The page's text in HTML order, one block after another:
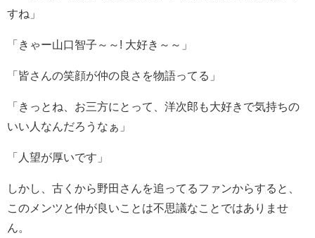
すね」
「きゃー山口智子～～! 大好き～～」
「皆さんの笑顔が仲の良さを物語ってる」
「きっとね、お三方にとって、洋次郎も大好きで気持ちの
いい人なんだろうなぁ」
「人望が厚いです」
しかし、古くから野田さんを追ってるファンからすると、
このメンツと仲が良いことは不思議なことではありませ
ん。